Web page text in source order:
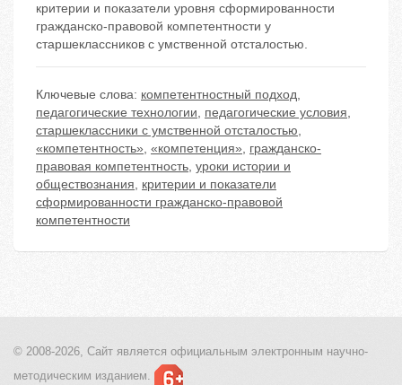
критерии и показатели уровня сформированности
гражданско-правовой компетентности у
старшеклассников с умственной отсталостью.
Ключевые слова: компетентностный подход,
педагогические технологии, педагогические условия,
старшеклассники с умственной отсталостью,
«компетентность», «компетенция», гражданско-
правовая компетентность, уроки истории и
обществознания, критерии и показатели
сформированности гражданско-правовой
компетентности
© 2008-2026, Сайт является официальным электронным научно-
методическим изданием.